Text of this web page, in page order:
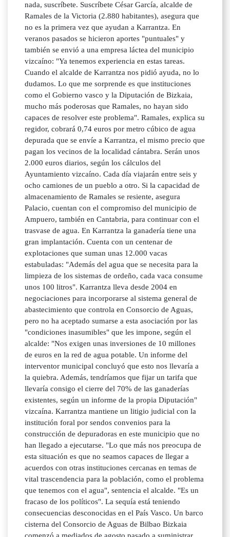
nada, suscríbete. Suscríbete César García, alcalde de
Ramales de la Victoria (2.880 habitantes), asegura que
no es la primera vez que ayudan a Karrantza. En
veranos pasados se hicieron aportes "puntuales" y
también se envió a una empresa láctea del municipio
vizcaíno: "Ya tenemos experiencia en estas tareas.
Cuando el alcalde de Karrantza nos pidió ayuda, no lo
dudamos. Lo que me sorprende es que instituciones
como el Gobierno vasco y la Diputación de Bizkaia,
mucho más poderosas que Ramales, no hayan sido
capaces de resolver este problema". Ramales, explica su
regidor, cobrará 0,74 euros por metro cúbico de agua
depurada que se envíe a Karrantza, el mismo precio que
pagan los vecinos de la localidad cántabra. Serán unos
2.000 euros diarios, según los cálculos del
Ayuntamiento vizcaíno. Cada día viajarán entre seis y
ocho camiones de un pueblo a otro. Si la capacidad de
almacenamiento de Ramales se resiente, asegura
Palacio, cuentan con el compromiso del municipio de
Ampuero, también en Cantabria, para continuar con el
trasvase de agua. En Karrantza la ganadería tiene una
gran implantación. Cuenta con un centenar de
explotaciones que suman unas 12.000 vacas
estabuladas: "Además del agua que se necesita para la
limpieza de los sistemas de ordeño, cada vaca consume
unos 100 litros". Karrantza lleva desde 2004 en
negociaciones para incorporarse al sistema general de
abastecimiento que controla en Consorcio de Aguas,
pero no ha aceptado sumarse a esta asociación por las
"condiciones inasumibles" que les impone, según el
alcalde: "Nos exigen unas inversiones de 10 millones
de euros en la red de agua potable. Un informe del
interventor municipal concluyó que esto nos llevaría a
la quiebra. Además, tendríamos que fijar un tarifa que
llevaría consigo el cierre del 70% de las ganaderías
existentes, según un informe de la propia Diputación"
vizcaína. Karrantza mantiene un litigio judicial con la
institución foral por sendos convenios para la
construcción de depuradoras en este municipio que no
han llegado a ejecutarse. "Lo que más nos preocupa de
esta situación es que no seamos capaces de llegar a
acuerdos con otras instituciones cercanas en temas de
vital trascendencia para la población, como el problema
que tenemos con el agua", sentencia el alcalde. "Es un
fracaso de los políticos". La sequía está teniendo
consecuencias desconocidas en el País Vasco. Un barco
cisterna del Consorcio de Aguas de Bilbao Bizkaia